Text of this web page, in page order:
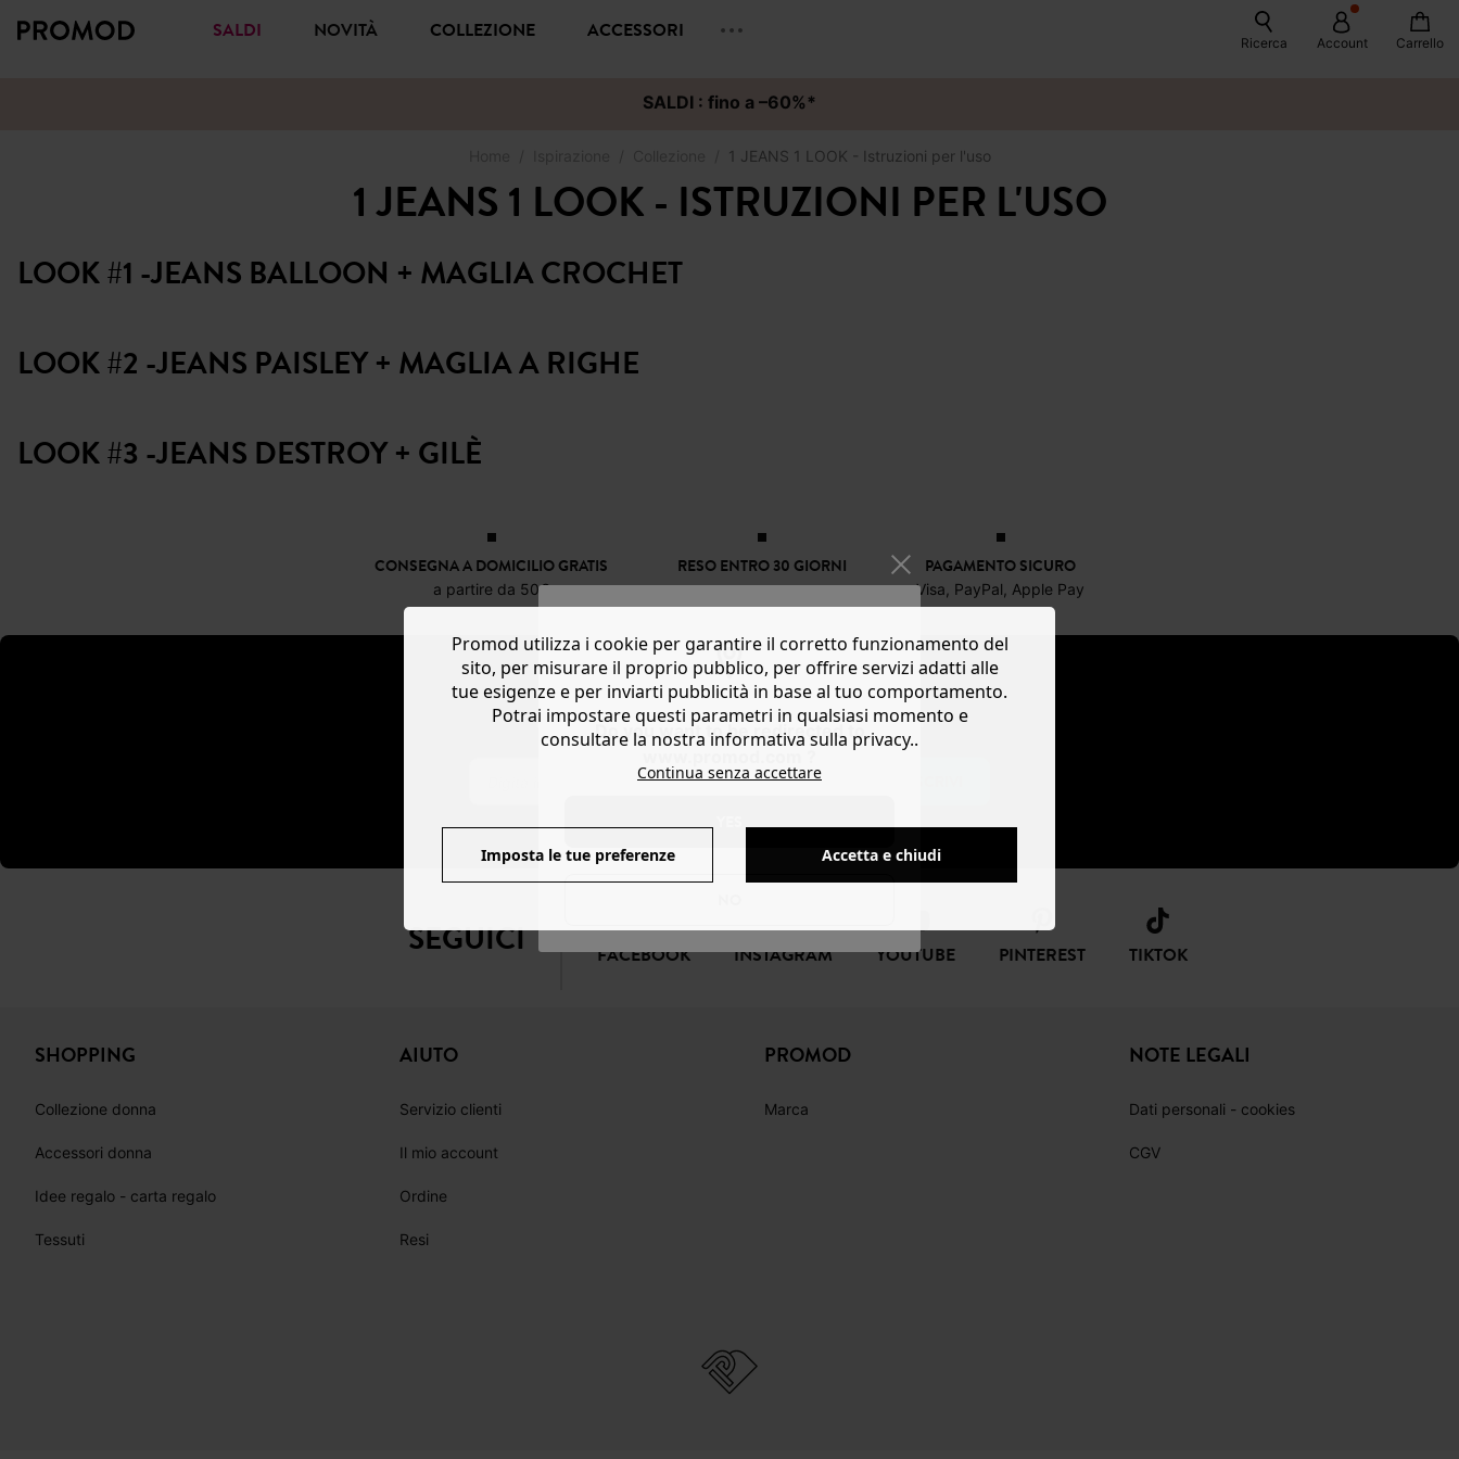
Do you want to be redirected to
SALDI NOVITÀ COLLEZIONE ACCESSORI Ricerca Account Carrello
SALDI : fino a –60%*
1 JEANS 1 LOOK - Istruzioni per l'uso
1 JEANS 1 LOOK - ISTRUZIONI PER L'USO
LOOK #1 -JEANS BALLOON + MAGLIA CROCHET
LOOK #2 -JEANS PAISLEY + MAGLIA A RIGHE
LOOK #3 -JEANS DESTROY + GILÈ
CONSEGNA A DOMICILIO GRATIS
a partire da 50€
RESO ENTRO 30 GIORNI PAGAMENTO SICURO
Visa, PayPal, Apple Pay
NEWSLETTER
Ricevi notizie sulla moda e offerte promod
SEGUICI FACEBOOK INSTAGRAM YOUTUBE PINTEREST TIKTOK
SHOPPING
Collezione donna
Accessori donna
Idee regalo - carta regalo
Tessuti
AIUTO
Servizio clienti
Il mio account
Ordine
Resi
PROMOD
Marca
NOTE LEGALI
Dati personali - cookies
CGV
Promod utilizza i cookie per garantire il corretto funzionamento del
sito, per misurare il proprio pubblico, per offrire servizi adatti alle
tue esigenze e per inviarti pubblicità in base al tuo comportamento.
Potrai impostare questi parametri in qualsiasi momento e
consultare la nostra informativa sulla privacy..
Continua senza accettare
Imposta le tue preferenze Accetta e chiudi